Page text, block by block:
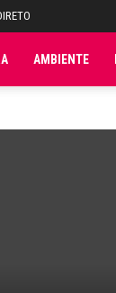
AMBIENTE